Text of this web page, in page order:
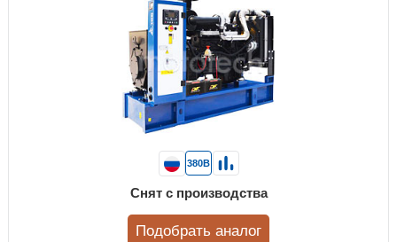
380В
Снят с производства
Подобрать аналог